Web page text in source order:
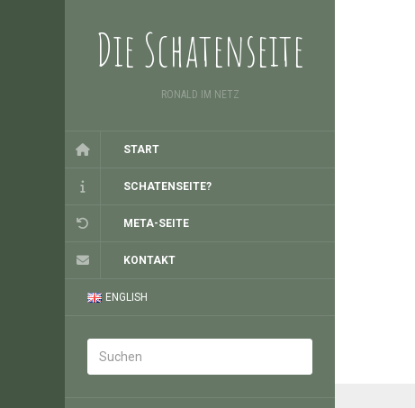
Die Schatenseite
RONALD IM NETZ
START
SCHATENSEITE?
META-SEITE
KONTAKT
ENGLISH